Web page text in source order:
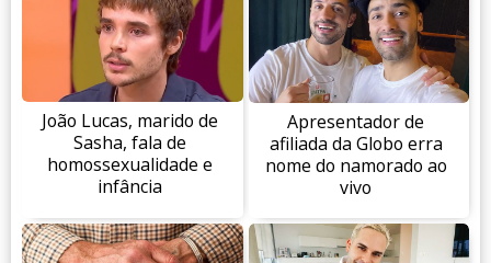
João Lucas, marido de
Sasha, fala de
homossexualidade e
infância
Apresentador de
afiliada da Globo erra
nome do namorado ao
vivo